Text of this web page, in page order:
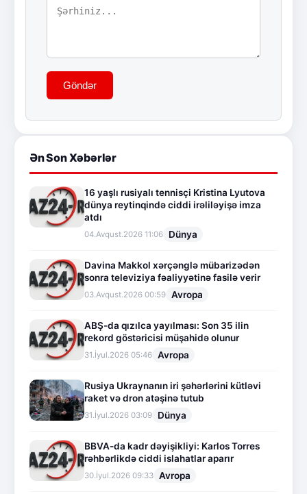
Göndər
Ən Son Xəbərlər
16 yaşlı rusiyalı tennisçi Kristina Lyutova
dünya reytinqində ciddi irəliləyişə imza
atdı
04.Avqust.2026 11:06 Dünya
Davina Makkol xərçənglə mübarizədən
sonra televiziya fəaliyyətinə fasilə verir
03.Avqust.2026 00:59 Avropa
ABŞ-da qızılca yayılması: Son 35 ilin
rekord göstəricisi müşahidə olunur
31.İyul.2026 05:46 Avropa
Rusiya Ukraynanın iri şəhərlərini kütləvi
raket və dron atəşinə tutub
31.İyul.2026 03:09 Dünya
BBVA-da kadr dəyişikliyi: Karlos Torres
rəhbərlikdə ciddi islahatlar aparır
30.İyul.2026 09:33 Avropa